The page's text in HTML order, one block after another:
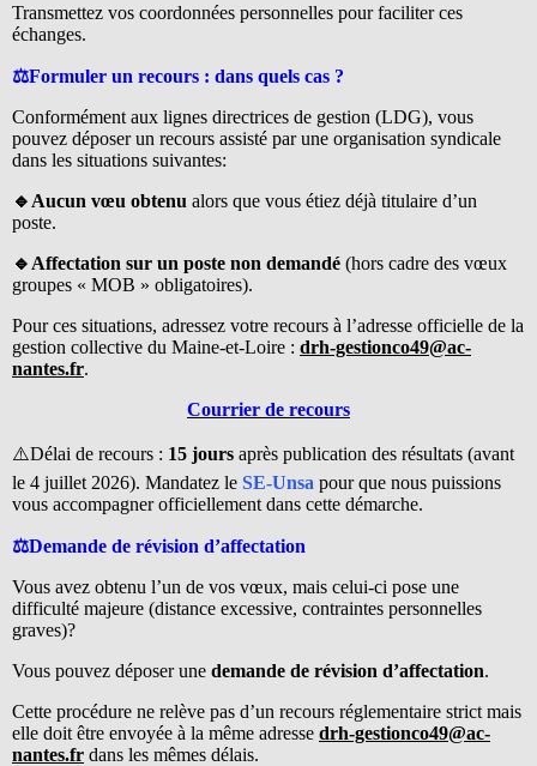
Transmettez vos coordonnées personnelles pour faciliter ces
échanges.
⚖️Formuler un recours : dans quels cas ?
Conformément aux lignes directrices de gestion (LDG), vous
pouvez déposer un recours assisté par une organisation syndicale
dans les situations suivantes:
🔹Aucun vœu obtenu alors que vous étiez déjà titulaire d’un
poste.
🔹Affectation sur un poste non demandé (hors cadre des vœux
groupes « MOB » obligatoires).
Pour ces situations, adressez votre recours à l’adresse officielle de la
gestion collective du Maine-et-Loire : drh-gestionco49@ac-
nantes.fr.
Courrier de recours
⚠️Délai de recours : 15 jours après publication des résultats (avant
le 4 juillet 2026). Mandatez le SE-Unsa pour que nous puissions
vous accompagner officiellement dans cette démarche.
⚖️Demande de révision d’affectation
Vous avez obtenu l’un de vos vœux, mais celui-ci pose une
difficulté majeure (distance excessive, contraintes personnelles
graves)?
Vous pouvez déposer une demande de révision d’affectation.
Cette procédure ne relève pas d’un recours réglementaire strict mais
elle doit être envoyée à la même adresse drh-gestionco49@ac-
nantes.fr dans les mêmes délais.